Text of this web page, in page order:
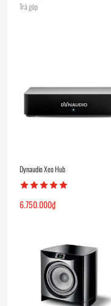
Trả góp
Dynaudio Xeo Hub
6.750.000₫